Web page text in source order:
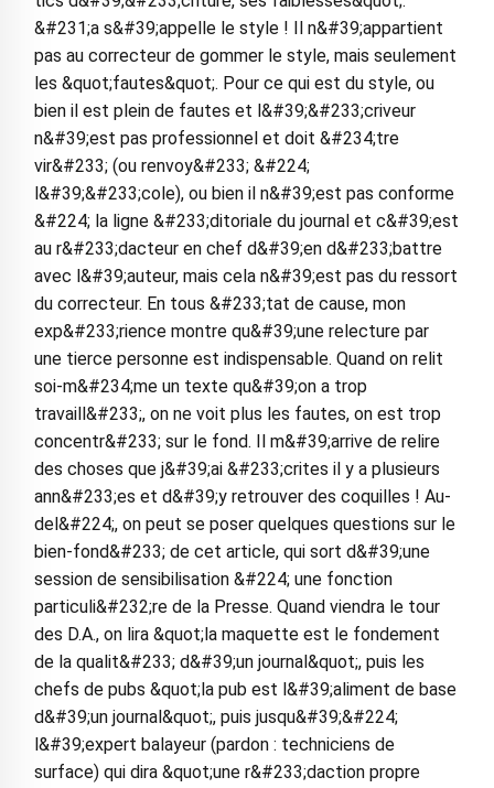
&#231;a s&#39;appelle le style ! Il n&#39;appartient
pas au correcteur de gommer le style, mais seulement
les &quot;fautes&quot;. Pour ce qui est du style, ou
bien il est plein de fautes et l&#39;&#233;criveur
n&#39;est pas professionnel et doit &#234;tre
vir&#233; (ou renvoy&#233; &#224;
l&#39;&#233;cole), ou bien il n&#39;est pas conforme
&#224; la ligne &#233;ditoriale du journal et c&#39;est
au r&#233;dacteur en chef d&#39;en d&#233;battre
avec l&#39;auteur, mais cela n&#39;est pas du ressort
du correcteur. En tous &#233;tat de cause, mon
exp&#233;rience montre qu&#39;une relecture par
une tierce personne est indispensable. Quand on relit
soi-m&#234;me un texte qu&#39;on a trop
travaill&#233;, on ne voit plus les fautes, on est trop
concentr&#233; sur le fond. Il m&#39;arrive de relire
des choses que j&#39;ai &#233;crites il y a plusieurs
ann&#233;es et d&#39;y retrouver des coquilles ! Au-
del&#224;, on peut se poser quelques questions sur le
bien-fond&#233; de cet article, qui sort d&#39;une
session de sensibilisation &#224; une fonction
particuli&#232;re de la Presse. Quand viendra le tour
des D.A., on lira &quot;la maquette est le fondement
de la qualit&#233; d&#39;un journal&quot;, puis les
chefs de pubs &quot;la pub est l&#39;aliment de base
d&#39;un journal&quot;, puis jusqu&#39;&#224;
l&#39;expert balayeur (pardon : techniciens de
surface) qui dira &quot;une r&#233;daction propre